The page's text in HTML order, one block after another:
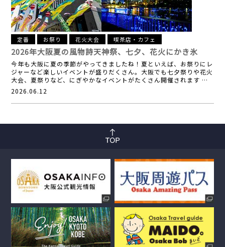
定番 お祭り 花火大会 喫茶店・カフェ
2026年大阪夏の風物詩天神祭、七夕、花火にかき氷
今年も大阪に夏の季節がやってきましたね！夏といえば、お祭りにレ
ジャーなど楽しいイベントが盛りだくさん。大阪でも七夕祭りや花火
大会、夏祭りなど、にぎやかなイベントがたくさん開催されます …
2026.06.12